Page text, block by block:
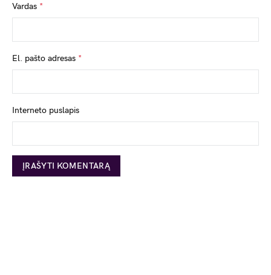
Vardas *
El. pašto adresas *
Interneto puslapis